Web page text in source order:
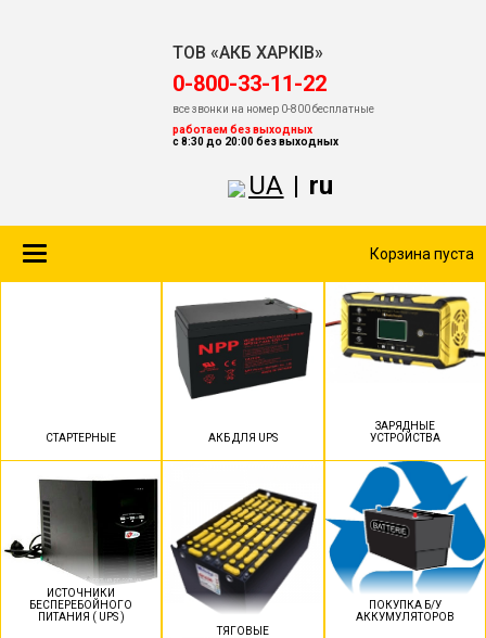
ТОВ «АКБ ХАРКІВ»
‎0-800-33-11-22
все звонки на номер 0-800 бесплатные
работаем без выходных
с 8:30 до 20:00 без выходных
UA | ru
Toggle
Корзина пуста
СТАРТЕРНЫЕ АКБ ДЛЯ UPS
ЗАРЯДНЫЕ
УСТРОЙСТВА
ИСТОЧНИКИ
БЕСПЕРЕБОЙНОГО
ПИТАНИЯ ( UPS )
ТЯГОВЫЕ
ПОКУПКА Б/У
АККУМУЛЯТОРОВ